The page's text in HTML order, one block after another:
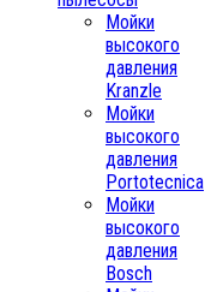
Мойки
высокого
давления
Kranzle
Мойки
высокого
давления
Portotecnica
Мойки
высокого
давления
Bosch